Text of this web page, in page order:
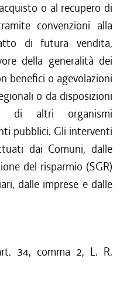
o al recupero di
convenzioni alla
di futura vendita,
della generalità dei
benefici o agevolazioni
o da disposizioni
di altri organismi
pubblici. Gli interventi
dai Comuni, dalle
del risparmio (SGR)
dalle imprese e dalle
34, comma 2, L. R.